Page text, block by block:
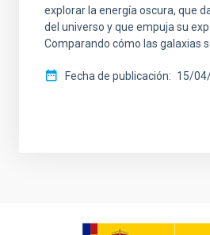
explorar la energía oscura, que
del universo y que empuja su
Comparando cómo las galaxias
Fecha de publicación 15/